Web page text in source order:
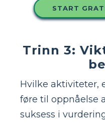
START
Trinn 3:
Hvilke aktiviteter,
føre til oppnåelse
suksess i